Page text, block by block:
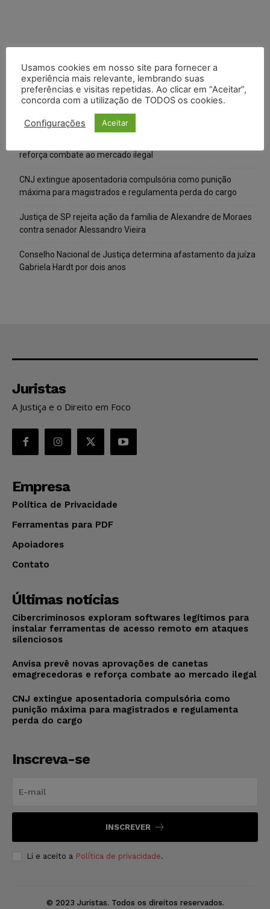
Posts Recentes
Cibercriminosos exploram softwares legítimos para instalar
ferramentas de acesso remoto em ataques silenciosos
reforça combate ao mercado ilegal
CNJ extingue aposentadoria compulsória como punição
máxima para magistrados e regulamenta perda do cargo
Justiça de SP rejeita ação da família de Alexandre de Moraes
contra senador Alessandro Vieira
Conselho Nacional de Justiça determina afastamento da juíza
Gabriela Hardt por dois anos
Juristas
A Justiça e o Direito em Foco
Empresa
Política de Privacidade
Ferramentas para PDF
Apoiadores
Contato
Últimas notícias
Cibercriminosos exploram softwares legítimos para
instalar ferramentas de acesso remoto em ataques
silenciosos
Anvisa prevê novas aprovações de canetas
emagrecedoras e reforça combate ao mercado ilegal
CNJ extingue aposentadoria compulsória como
punição máxima para magistrados e regulamenta
perda do cargo
Inscreva-se
INSCREVER
Li e aceito a Política de privacidade.
© 2023 Juristas. Todos os direitos reservados.
Usamos cookies em nosso site para fornecer a
experiência mais relevante, lembrando suas
preferências e visitas repetidas. Ao clicar em “Aceitar”,
concorda com a utilização de TODOS os cookies.
Configurações Aceitar